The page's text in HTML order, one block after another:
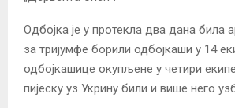
Одбојка је у протекла два дана била
за тријумфе борили одбојкаши у 14
одбојкашице окупљене у четири
пијеску уз Укрину били и више него